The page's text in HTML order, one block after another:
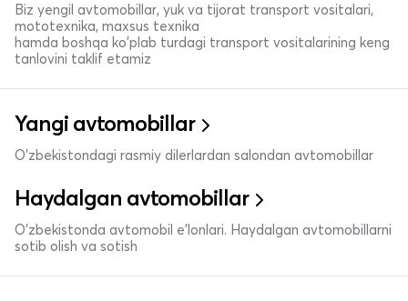
Biz yengil avtomobillar, yuk va tijorat transport vositalari,
mototexnika, maxsus texnika
hamda boshqa ko'plab turdagi transport vositalarining keng
tanlovini taklif etamiz
Yangi avtomobillar
O'zbekistondagi rasmiy dilerlardan salondan avtomobillar
Haydalgan avtomobillar
O'zbekistonda avtomobil e’lonlari. Haydalgan avtomobillarni
sotib olish va sotish